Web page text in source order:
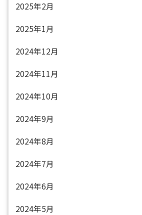
2025年2月
2025年1月
2024年12月
2024年11月
2024年10月
2024年9月
2024年8月
2024年7月
2024年6月
2024年5月